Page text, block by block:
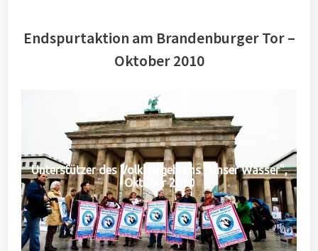
Endspurtaktion am Brandenburger Tor –
Oktober 2010
Unterstützer des Volksbegehrens "Unser Wasser",
Oktober 2010